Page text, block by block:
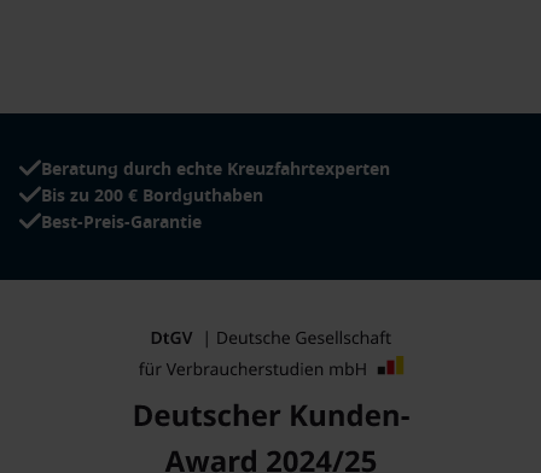
Beliebte Kreuzfahrtreisen nach Braubach,
Deutschland
wunderbare Möglichkeit, all dies zu entdecken.
: Die Moselregion bietet bezaubernde
Weinlandschaften, die reiche Weintradition und
malerische Städte wieBernkastel-Kues. Hier werden
Weinproben und wunderschöne Flusslandschaften
Beratung durch echte Kreuzfahrtexperten
Bis zu 200 € Bordguthaben
Best-Preis-Garantie